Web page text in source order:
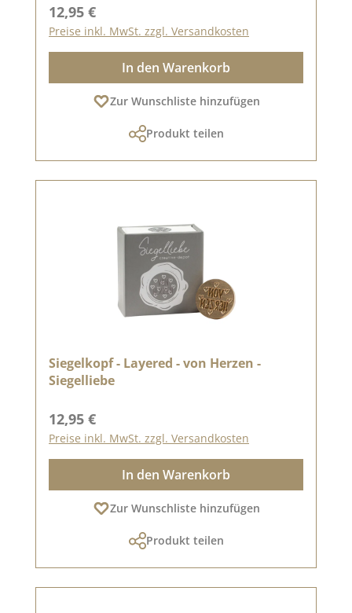
Regulärer Preis:
12,95 €
Preise inkl. MwSt. zzgl. Versandkosten
In den Warenkorb
Zur Wunschliste hinzufügen
Produkt teilen
Siegelkopf - Layered - von Herzen -
Siegelliebe
Regulärer Preis:
12,95 €
Preise inkl. MwSt. zzgl. Versandkosten
In den Warenkorb
Zur Wunschliste hinzufügen
Produkt teilen